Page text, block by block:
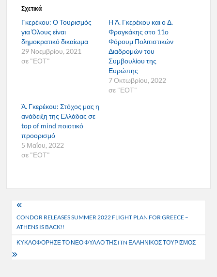
Σχετικά
Γκερέκου: Ο Τουρισμός
για Όλους είναι
δημοκρατικό δικαίωμα
29 Νοεμβρίου, 2021
σε "ΕΟΤ"
Η Ά. Γκερέκου και ο Δ.
Φραγκάκης στο 11o
Φόρουμ Πολιτιστικών
Διαδρομών του
Συμβουλίου της
Ευρώπης
7 Οκτωβρίου, 2022
σε "ΕΟΤ"
Ά. Γκερέκου: Στόχος μας η
ανάδειξη της Ελλάδας σε
top of mind ποιοτικό
προορισμό
5 Μαΐου, 2022
σε "ΕΟΤ"
Πλοήγηση
άρθρων
CONDOR RELEASES SUMMER 2022 FLIGHT PLAN FOR GREECE –
ATHENS IS BACK!!
ΚΥΚΛΟΦΟΡΗΣΕ ΤΟ ΝΕΟ ΦΥΛΛΟ ΤΗΣ ITN ΕΛΛΗΝΙΚΟΣ ΤΟΥΡΙΣΜΟΣ